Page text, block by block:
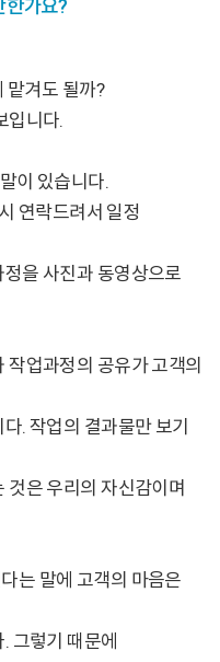
한가요?
맡겨도 될까?
입니다.
이 있습니다.
연락드려서 일정
을 사진과 동영상으로
업과정의 공유가 고객의
. 작업의 결과물만 보기
은 우리의 자신감이며
는 말에 고객의 마음은
그렇기 때문에